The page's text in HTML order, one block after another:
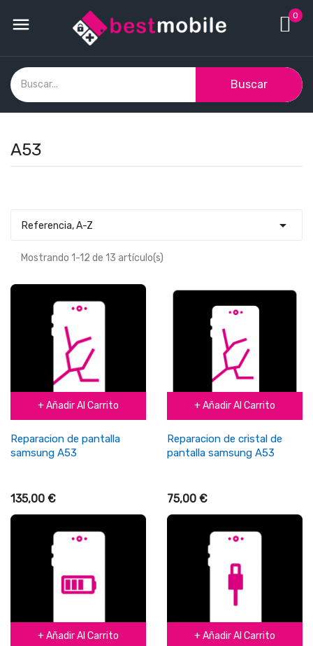
 0
Buscar
A53
Referencia, A-Z 
Mostrando 1-12 de 13 artículo(s)
+ Añadir Al Carrito
Reparacion de pantalla
samsung A53
135,00 €
+ Añadir Al Carrito
Reparacion de cristal de
pantalla samsung A53
75,00 €
+ Añadir Al Carrito + Añadir Al Carrito